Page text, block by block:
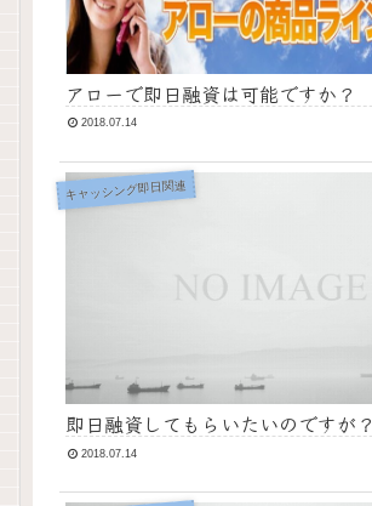
アローで即日融資は可能ですか？
2018.07.14
キャッシング即日関連
即日融資してもらいたいのですが？
2018.07.14